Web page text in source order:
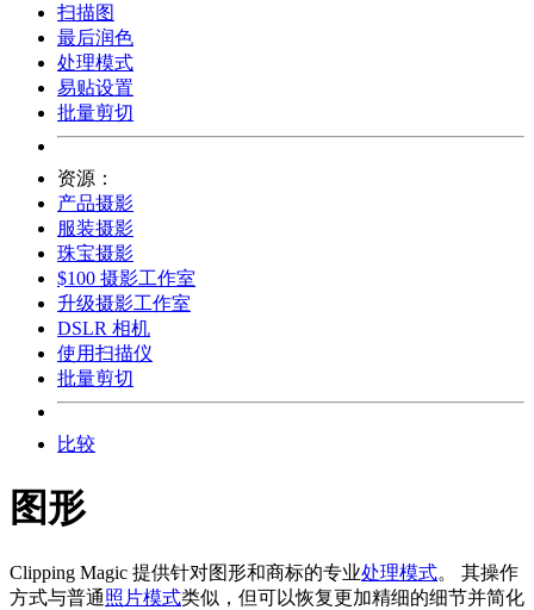
扫描图
最后润色
处理模式
易贴设置
批量剪切
资源：
产品摄影
服装摄影
珠宝摄影
$100 摄影工作室
升级摄影工作室
DSLR 相机
使用扫描仪
批量剪切
比较
图形
Clipping Magic 提供针对图形和商标的专业处理模式。 其操作
方式与普通照片模式类似，但可以恢复更加精细的细节并简化